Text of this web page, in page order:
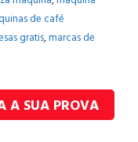
de café
gratis,marcas de
A SUA PROVA